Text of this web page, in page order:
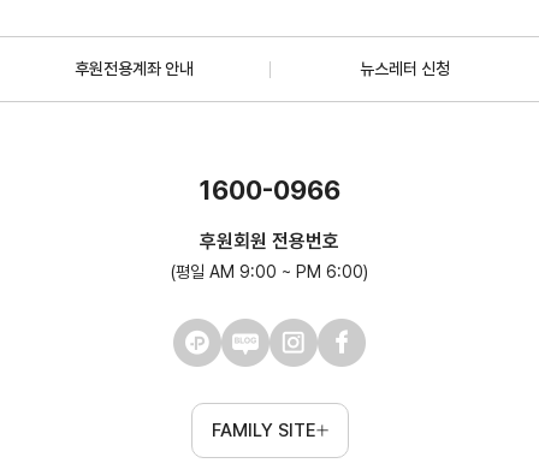
후원전용계좌 안내 뉴스레터 신청
1600-0966
후원회원 전용번호
(평일 AM 9:00 ~ PM 6:00)
FAMILY SITE